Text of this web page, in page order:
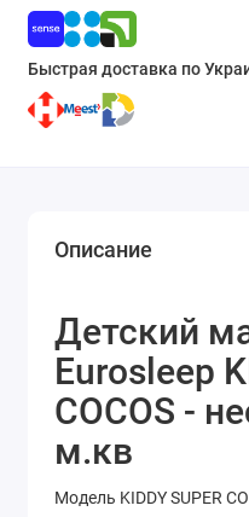
Быстрая доставка по
Описание
Детский
Eurosleep
COCOS -
м.кв
Модель KIDDY SUPER